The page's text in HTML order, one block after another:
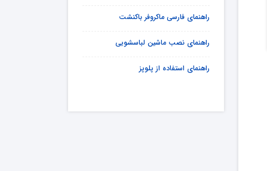
راهنمای فارسی ماکروفر باکنشت
راهنمای نصب ماشین لباسشویی
راهنمای استفاده از پلوپز